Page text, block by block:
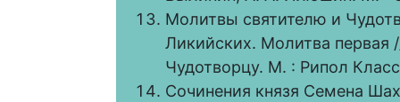
Молитвы святителю и
Ликийских. Молитва
Чудотворцу. М. : Рипол
Сочинения князя Семена